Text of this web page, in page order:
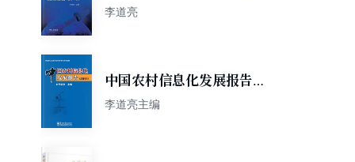
（2019）
李道亮
中国农村信息化发展报告
（2011）
李道亮主编